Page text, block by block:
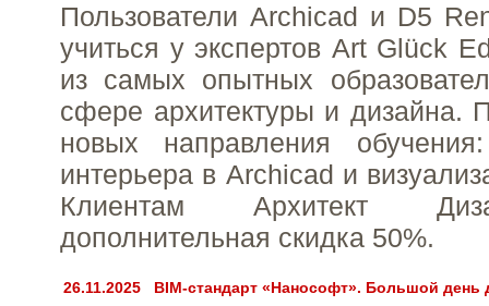
Пользователи Archicad и D5
учиться у экспертов Art Glück
из самых опытных
сфере архитектуры и дизайна.
новых направления обучения:
интерьера в Archicad и
Клиентам Архитект
дополнительная скидка 50%.
26.11.2025 BIM-стандарт «Нанософт». Большой день